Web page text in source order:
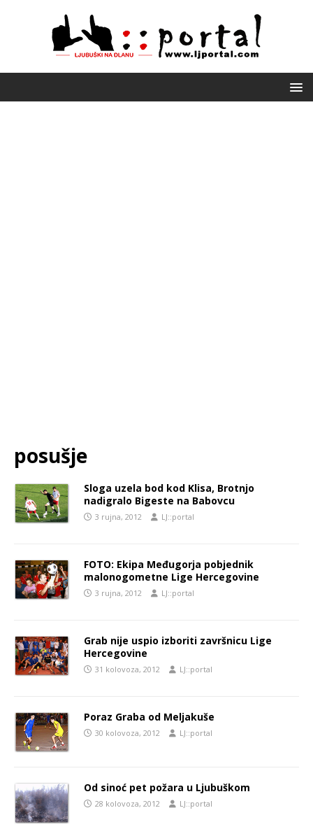
posušje
Sloga uzela bod kod Klisa, Brotnjo
nadigralo Bigeste na Babovcu
3 rujna, 2012 LJ::portal
FOTO: Ekipa Međugorja pobjednik
malonogometne Lige Hercegovine
3 rujna, 2012 LJ::portal
Grab nije uspio izboriti završnicu Lige
Hercegovine
31 kolovoza, 2012 LJ::portal
Poraz Graba od Meljakuše
30 kolovoza, 2012 LJ::portal
Od sinoć pet požara u Ljubuškom
28 kolovoza, 2012 LJ::portal